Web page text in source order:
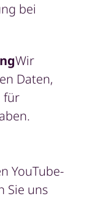
bei
Wir
Daten,
für
YouTube-
Sie uns